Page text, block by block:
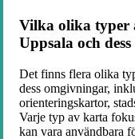
Vilka olika typer
Uppsala och
Det finns flera olika
dess omgivningar,
orienteringskartor,
Varje typ av karta
kan vara användbara